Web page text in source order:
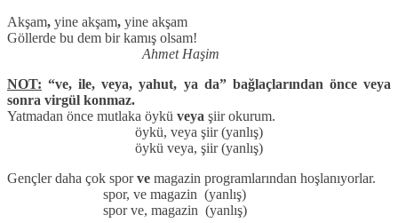
Akşam, yine akşam, yine akşam
Göllerde bu dem bir kamış olsam!
Ahmet Haşim
NOT: “ve, ile, veya, yahut, ya da” bağlaçlarından önce veya
sonra virgül konmaz.
Yatmadan önce mutlaka öykü veya şiir okurum.
öykü, veya şiir (yanlış)
öykü veya, şiir (yanlış)
Gençler daha çok sporve magazin programlarından hoşlanıyorlar.
spor, ve magazin (yanlış)
spor ve, magazin (yanlış)